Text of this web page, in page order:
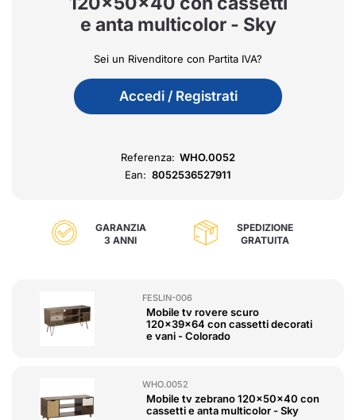
e anta multicolor - Sky
Sei un Rivenditore con Partita IVA?
Accedi / Registrati
Referenza: WHO.0052
Ean: 8052536527911
GARANZIA
3 ANNI
SPEDIZIONE
GRATUITA
FESLIN-006
Mobile tv rovere scuro
120x39x64 con cassetti decorati
e vani - Colorado
WHO.0052
Mobile tv zebrano 120x50x40 con
cassetti e anta multicolor - Sky